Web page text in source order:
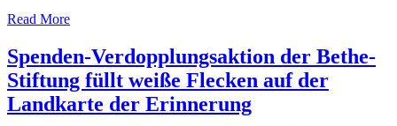
Read More
Spenden-Verdopplungsaktion der Bethe-
Stiftung füllt weiße Flecken auf der
Landkarte der Erinnerung